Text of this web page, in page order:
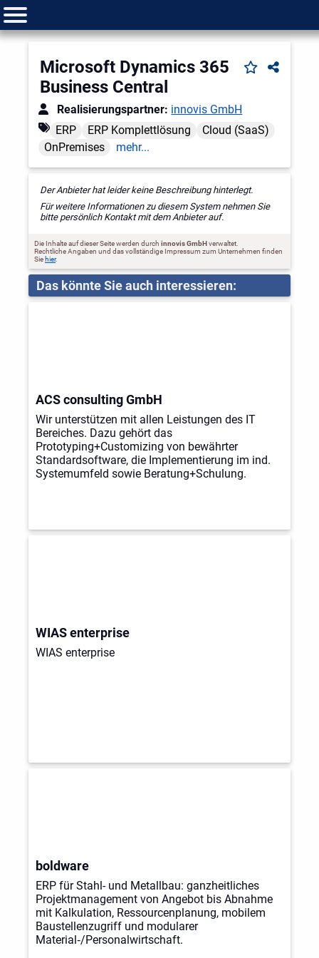
Microsoft Dynamics 365
Business Central
Realisierungspartner: innovis GmbH
ERP
ERP Komplettlösung
Cloud (SaaS)
OnPremises
mehr...
Der Anbieter hat leider keine Beschreibung hinterlegt.
Für weitere Informationen zu diesem System nehmen Sie
bitte persönlich Kontakt mit dem Anbieter auf.
Die Inhalte auf dieser Seite werden durch innovis GmbH verwaltet.
Rechtliche Angaben und das vollständige Impressum zum Unternehmen finden
Sie hier.
Das könnte Sie auch interessieren:
ACS consulting GmbH
Wir unterstützen mit allen Leistungen des IT
Bereiches. Dazu gehört das
Prototyping+Customizing von bewährter
Standardsoftware, die Implementierung im ind.
Systemumfeld sowie Beratung+Schulung.
WIAS enterprise
WIAS enterprise
boldware
ERP für Stahl- und Metallbau: ganzheitliches
Projektmanagement von Angebot bis Abnahme
mit Kalkulation, Ressourcenplanung, mobilem
Baustellenzugriff und modularer
Material‑/Personalwirtschaft.